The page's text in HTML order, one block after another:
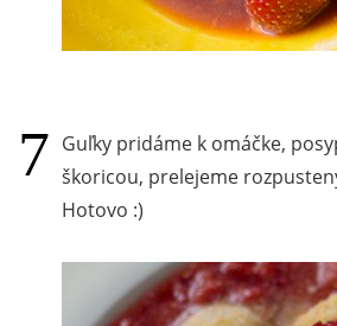
Guľky pridáme k omáčke,
škoricou, prelejeme
Hotovo :)